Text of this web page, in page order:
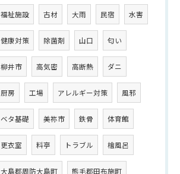
福祉施設 古材 大雨 民宿 水害
健康対策 除菌剤 山口 匂い
柳井市 高気密 高断熱 ダニ
厨房 工場 アレルギー対策 風邪
ベタ基礎 美祢市 鉄骨 体育館
更衣室 料亭 トラブル 檜風呂
大島郡周防大島町 熊毛郡田布施町